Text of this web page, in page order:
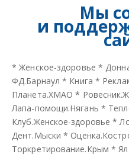
Мы
и
*Женское-здоровье *
ФД.Барнаул * Книга *
Планета.ХМАО *
Лапа-помощи.Нягань *
Клуб.Женское-здоровье *
Дент.Мыски *
Торкретирование.Крым *